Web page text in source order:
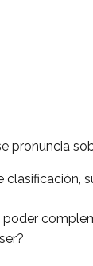
pronuncia